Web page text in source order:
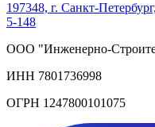
197348, г. Санкт-
5-148
ООО "Инженерно-
ИНН 7801736998
ОГРН 1247800101075